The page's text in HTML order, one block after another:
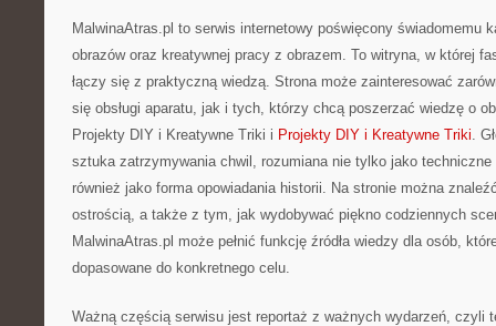
MalwinaAtras.pl to serwis internetowy poświęcony świadomemu
obrazów oraz kreatywnej pracy z obrazem. To witryna, w której
łączy się z praktyczną wiedzą. Strona może zainteresować
się obsługi aparatu, jak i tych, którzy chcą poszerzać wiedzę o
Projekty DIY i Kreatywne Triki i Projekty DIY i Kreatywne Triki.
sztuka zatrzymywania chwil, rozumiana nie tylko jako
również jako forma opowiadania historii. Na stronie można
ostrością, a także z tym, jak wydobywać piękno codziennych
MalwinaAtras.pl może pełnić funkcję źródła wiedzy dla osób,
dopasowane do konkretnego celu.
Ważną częścią serwisu jest reportaż z ważnych wydarzeń, czyli